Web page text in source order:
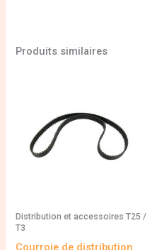
Produits similaires
Distribution et accessoires T25 /
T3
Courroie de distribution